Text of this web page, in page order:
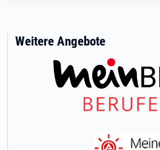
Weitere Angebote